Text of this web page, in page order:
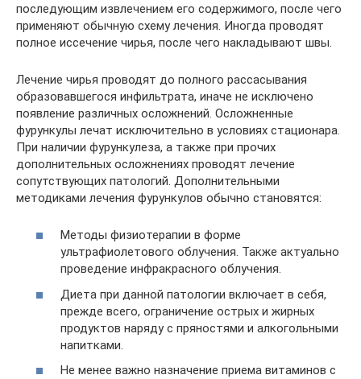
последующим извлечением его содержимого, после чего
применяют обычную схему лечения. Иногда проводят
полное иссечение чирья, после чего накладывают швы.
Лечение чирья проводят до полного рассасывания
образовавшегося инфильтрата, иначе не исключено
появление различных осложнений. Осложненные
фурункулы лечат исключительно в условиях стационара.
При наличии фурункулеза, а также при прочих
дополнительных осложнениях проводят лечение
сопутствующих патологий. Дополнительными
методиками лечения фурункулов обычно становятся:
Методы физиотерапии в форме
ультрафиолетового облучения. Также актуально
проведение инфракрасного облучения.
Диета при данной патологии включает в себя,
прежде всего, ограничение острых и жирных
продуктов наряду с пряностями и алкогольными
напитками.
Не менее важно назначение приема витаминов с